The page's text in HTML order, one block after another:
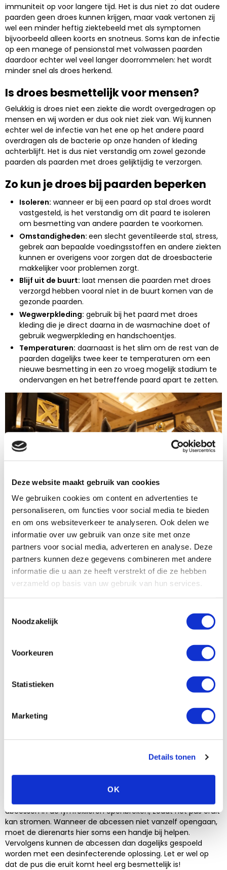
Deze website maakt gebruik van cookies
We gebruiken cookies om content en advertenties te
personaliseren, om functies voor social media te bieden
en om ons websiteverkeer te analyseren. Ook delen we
informatie over uw gebruik van onze site met onze
partners voor social media, adverteren en analyse. Deze
partners kunnen deze gegevens combineren met andere
informatie die u aan ze heeft verstrekt of die ze hebben
verzameld op basis van uw gebruik van hun services.
Noodzakelijk
Voorkeuren
Statistieken
Marketing
Details tonen
OK
immuniteit op voor langere tijd. Het is dus niet zo dat oudere
paarden geen droes kunnen krijgen, maar vaak vertonen zij
wel een minder heftig ziektebeeld met als symptomen
bijvoorbeeld alleen koorts en snotneus. Soms kan de infectie
op een manege of pensionstal met volwassen paarden
daardoor echter wel veel langer doorrommelen: het wordt
minder snel als droes herkend.
Is droes besmettelijk voor mensen?
Gelukkig is droes niet een ziekte die wordt overgedragen op
mensen en wij worden er dus ook niet ziek van. Wij kunnen
echter wel de infectie van het ene op het andere paard
overdragen als de bacterie op onze handen of kleding
achterblijft. Het is dus niet verstandig om zowel gezonde
paarden als paarden met droes gelijktijdig te verzorgen.
Zo kun je droes bij paarden beperken
Isoleren: wanneer er bij een paard op stal droes wordt
vastgesteld, is het verstandig om dit paard te isoleren
om besmetting van andere paarden te voorkomen.
Omstandigheden: een slecht geventileerde stal, stress,
gebrek aan bepaalde voedingsstoffen en andere ziekten
kunnen er overigens voor zorgen dat de droesbacterie
makkelijker voor problemen zorgt.
Blijf uit de buurt: laat mensen die paarden met droes
verzorgd hebben vooral níet in de buurt komen van de
gezonde paarden.
Wegwerpkleding: gebruik bij het paard met droes
kleding die je direct daarna in de wasmachine doet of
gebruik wegwerpkleding en handschoentjes.
Temperaturen: daarnaast is het slim om de rest van de
paarden dagelijks twee keer te temperaturen om een
nieuwe besmetting in een zo vroeg mogelijk stadium te
ondervangen en het betreffende paard apart te zetten.
Paard enten voor droes
Vaccinatie voor droes kan het aantal infecties in een groep
paarden en de ernst van de symptomen bij geïnfecteerde
nog wel mildere symptomen vertonen. Om een zo goed
mogelijke bescherming op te bouwen, moet een paard 2
Op het moment dat de droes zich nog in een vroege fase
bevindt en er zich nog geen abcessen in de lymfeklieren
tegengaan. Het paard bouwt dan echter ook minder of geen
afweer op en kan later alsnog droes krijgen. Zodra er
wordt hierdoor alleen maar onderdrukt en op het moment
ziekte alsnog gewoon verder. De behandeling van een paard
met droes is vooral gericht op het verlichten van de pijn en
abcessen in de lymfeklieren openbreken, zodat het pus eruit
kan stromen. Wanneer de abcessen niet vanzelf opengaan,
moet de dierenarts hier soms een handje bij helpen.
Vervolgens kunnen de abcessen dan dagelijks gespoeld
worden met een desinfecterende oplossing. Let er wel op
dat de pus die eruit komt heel erg besmettelijk is!